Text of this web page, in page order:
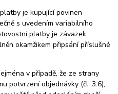
je kupující povinen
s uvedením variabilního
platby je závazek
okamžikem připsání příslušné
v případě, že ze strany
potvrzení objednávky (čl. 3.6),